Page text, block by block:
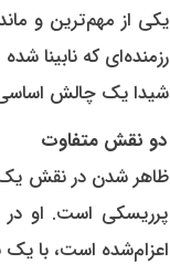
یکی از مهم‌ترین و
رزمنده‌ای که نابینا
شیدا یک چالش اساسی
دو نقش متفاوت
ظاهر شدن در نقش یک
پرریسکی است. او در
اعزام‌شده است، با